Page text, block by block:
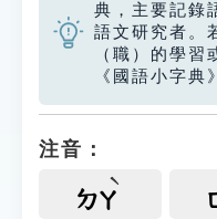
遊戲專區
教學應用
貓頭鷹博士
典，主要記錄
語文研究者。
（職）的學習
《國語小字典
注音：
ㄉㄚ